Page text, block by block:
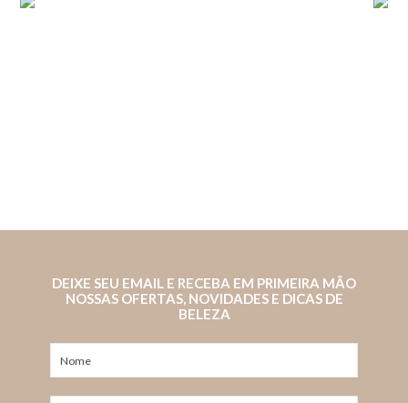
DEIXE SEU EMAIL E RECEBA EM PRIMEIRA MÃO
NOSSAS OFERTAS, NOVIDADES E DICAS DE
BELEZA